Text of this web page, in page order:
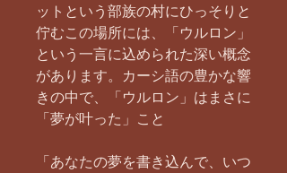
ットという部族の村にひっそりと
佇むこの場所には、「ウルロン」
という一言に込められた深い概念
があります。カーシ語の豊かな響
きの中で、「ウルロン」はまさに
「夢が叶った」こと
「あなたの夢を書き込んで、いつ